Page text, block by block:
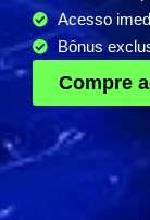
Acesso
Bônus
Compre